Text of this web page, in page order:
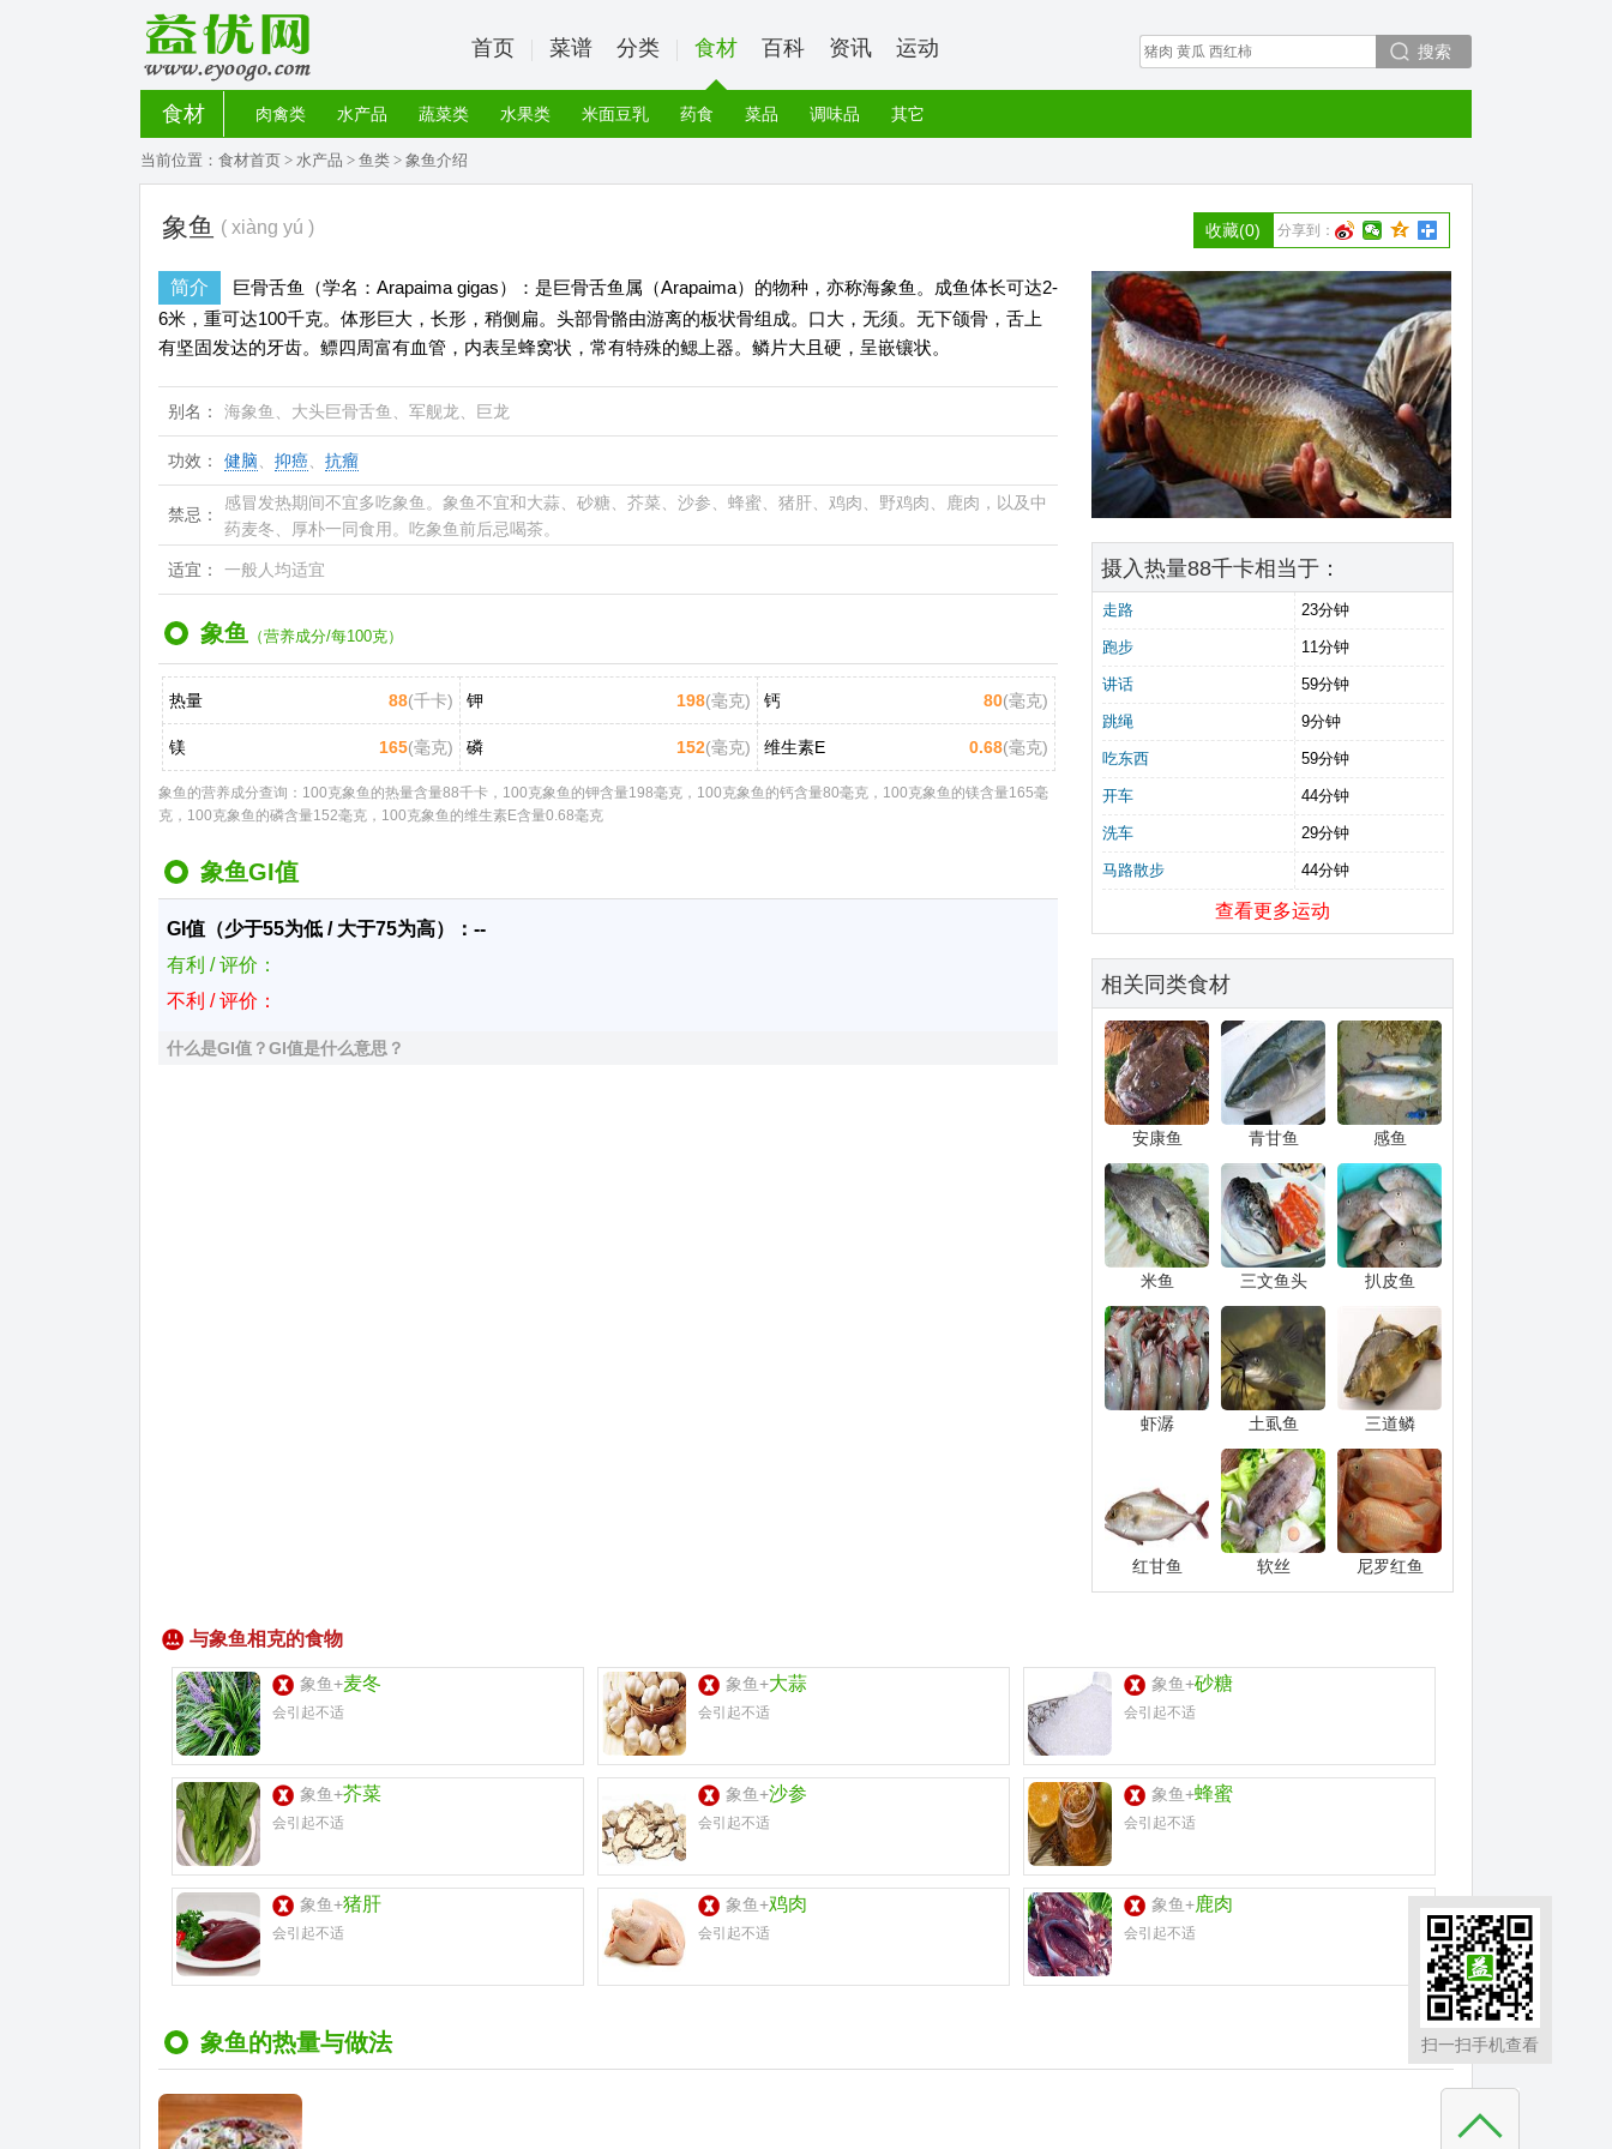
搜索
首页 菜谱 分类 食材 百科 资讯 运动
食材 肉禽类 水产品 蔬菜类 水果类 米面豆乳 药食 菜品 调味品 其它
当前位置： 食材首页 > 水产品 > 鱼类 > 象鱼介绍
象鱼 ( xiàng yú ) 分享到：
收藏(0)
简介
巨骨舌鱼（学名：Arapaima gigas）：是巨骨舌鱼属（Arapaima）的物种，亦称海象鱼。成鱼体长可达2-
6米，重可达100千克。体形巨大，长形，稍侧扁。头部骨骼由游离的板状骨组成。口大，无须。无下颌骨，舌上
有坚固发达的牙齿。鳔四周富有血管，内表呈蜂窝状，常有特殊的鳃上器。鳞片大且硬，呈嵌镶状。
别名： 海象鱼、大头巨骨舌鱼、军舰龙、巨龙
功效： 健脑 抑癌 抗瘤
禁忌：
感冒发热期间不宜多吃象鱼。象鱼不宜和大蒜、砂糖、芥菜、沙参、蜂蜜、猪肝、鸡肉、野鸡肉、鹿肉，以及中
药麦冬、厚朴一同食用。吃象鱼前后忌喝茶。
适宜： 一般人均适宜
象鱼 （营养成分/每100克）
热量 88(千卡) 钾 198(毫克) 钙 80(毫克)
镁 165(毫克) 磷 152(毫克) 维生素E 0.68(毫克)
象鱼的营养成分查询：100克象鱼的热量含量88千卡，100克象鱼的钾含量198毫克，100克象鱼的钙含量80毫克，100克象鱼的镁含量165毫
克，100克象鱼的磷含量152毫克，100克象鱼的维生素E含量0.68毫克
象鱼GI值
GI值（少于55为低 / 大于75为高）：--
有利 / 评价：
不利 / 评价：
什么是GI值？GI值是什么意思？
摄入热量88千卡相当于：
走路 23分钟
跑步 11分钟
讲话 59分钟
跳绳 9分钟
吃东西 59分钟
开车 44分钟
洗车 29分钟
马路散步 44分钟
查看更多运动
相关同类食材
安康鱼 青甘鱼 感鱼
米鱼 三文鱼头 扒皮鱼
虾潺 土虱鱼 三道鳞
红甘鱼 软丝 尼罗红鱼
与象鱼相克的食物
象鱼+麦冬
会引起不适
象鱼+大蒜
会引起不适
象鱼+砂糖
会引起不适
象鱼+芥菜
会引起不适
象鱼+沙参
会引起不适
象鱼+蜂蜜
会引起不适
象鱼+猪肝
会引起不适
象鱼+鸡肉
会引起不适
象鱼+鹿肉
会引起不适
象鱼的热量与做法 扫一扫手机查看